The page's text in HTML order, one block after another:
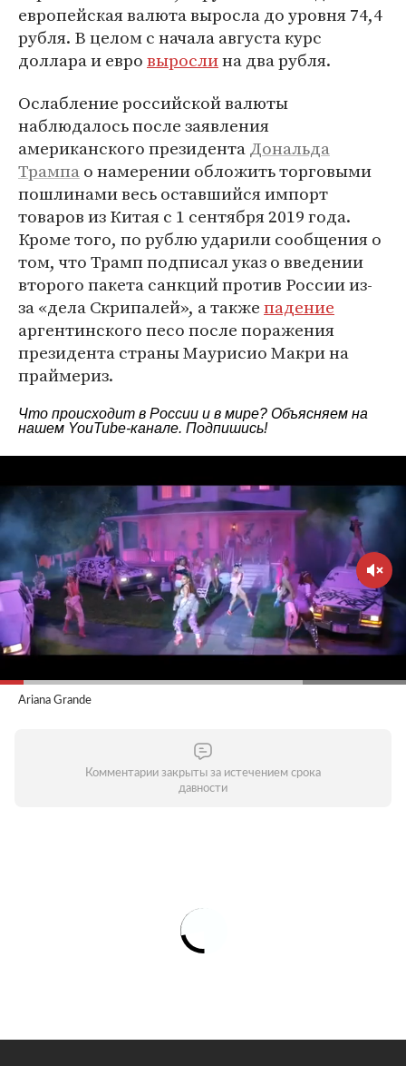
европейская валюта выросла до уровня 74,4
рубля. В целом с начала августа курс
доллара и евровырослина два рубля.
Ослабление российской валюты
наблюдалось после заявления
американского президентаДональда
Трампао намерении обложить торговыми
пошлинами весь оставшийся импорт
товаров из Китая с 1 сентября 2019 года.
Кроме того, по рублю ударили сообщения о
том, что Трамп подписал указ о введении
второго пакета санкций против России из-
за «дела Скрипалей», а такжепадение
аргентинского песо после поражения
президента страны Маурисио Макри на
праймериз.
Что происходит в России и в мире? Объясняем на
нашем YouTube-канале. Подпишись!
Ariana Grande
Комментарии закрыты за истечением срока
давности